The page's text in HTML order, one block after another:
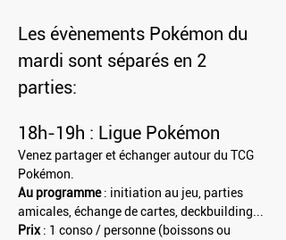
Les évènements Pokémon du
mardi sont séparés en 2
parties:
18h-19h : Ligue Pokémon
Venez partager et échanger autour du TCG
Pokémon.
Au programme : initiation au jeu, parties
amicales, échange de cartes, deckbuilding...
Prix : 1 conso / personne (boissons ou